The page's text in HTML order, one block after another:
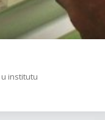
institutu